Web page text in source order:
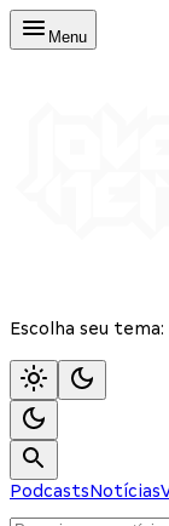
Menu
Escolha seu tema:
PodcastsNotícias